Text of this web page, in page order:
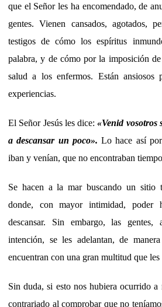
que el Señor les ha encomendado, de
gentes. Vienen cansados, agotados,
testigos de cómo los espíritus
palabra, y de cómo por la imposición
salud a los enfermos. Están ansiosos
experiencias.
El Señor Jesús les dice:«Venid vosotros
a descansar un poco».Lo hace así
iban y venían, que no encontraban
Se hacen a la mar buscando un sitio
donde, con mayor intimidad, poder
descansar. Sin embargo, las gentes,
intención, se les adelantan, de
encuentran con una gran multitud que les
Sin duda, si esto nos hubiera ocurrido a
contrariado al comprobar que no